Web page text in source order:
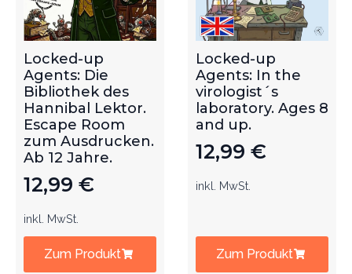
Locked-up
Agents: Die
Bibliothek des
Hannibal Lektor.
Escape Room
zum Ausdrucken.
Ab 12 Jahre.
12,99 €
inkl. MwSt.
Zum Produkt
Locked-up
Agents: In the
virologist´s
laboratory. Ages 8
and up.
12,99 €
inkl. MwSt.
Zum Produkt